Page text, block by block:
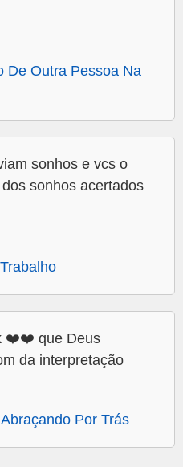
De Outra Pessoa Na
sonhos e vcs o
sonhos acertados
❤️❤️ que Deus
da interpretação
Por Trás